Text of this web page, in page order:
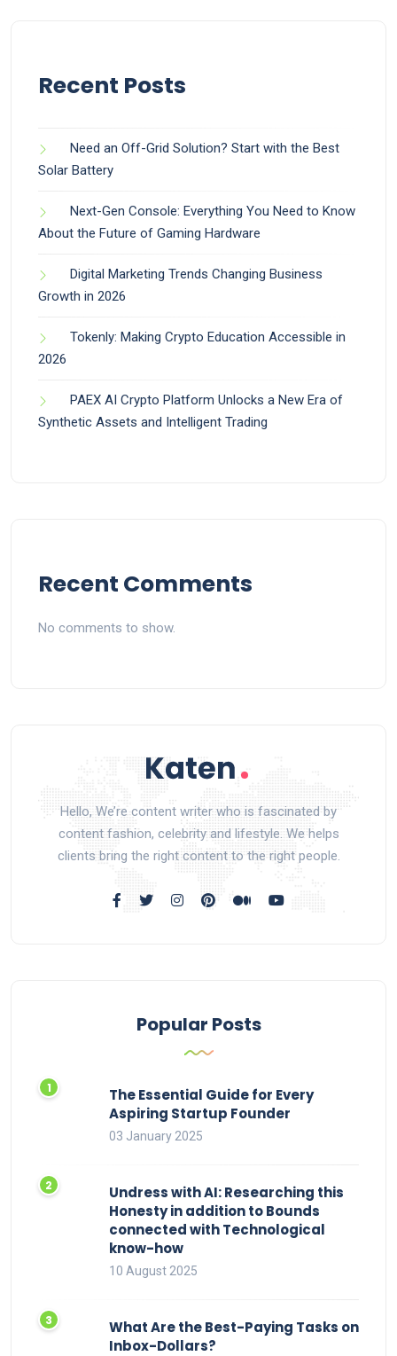
Recent Posts
Need an Off-Grid Solution? Start with the Best
Solar Battery
Next-Gen Console: Everything You Need to Know
About the Future of Gaming Hardware
Digital Marketing Trends Changing Business
Growth in 2026
Tokenly: Making Crypto Education Accessible in
2026
PAEX AI Crypto Platform Unlocks a New Era of
Synthetic Assets and Intelligent Trading
Recent Comments
No comments to show.
Hello, We’re content writer who is fascinated by
content fashion, celebrity and lifestyle. We helps
clients bring the right content to the right people.
Popular Posts
The Essential Guide for Every
Aspiring Startup Founder
03 January 2025
Undress with AI: Researching this
Honesty in addition to Bounds
connected with Technological
know-how
10 August 2025
What Are the Best-Paying Tasks on
Inbox-Dollars?